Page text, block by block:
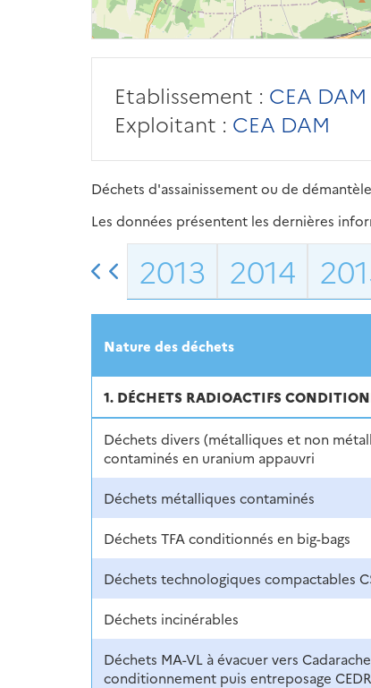
Etablissement : CEA DAM
Exploitant : CEA DAM
Déchets d'assainissement ou de
Les données présentent les dernières
2013 2014
Nature des déchets
1. DÉCHETS RADIOACTIFS
Déchets divers (métalliques et non
contaminés en uranium appauvri
Déchets métalliques contaminés
Déchets TFA conditionnés en big-bags
Déchets technologiques compactables
Déchets incinérables
Déchets MA-VL à évacuer vers
conditionnement puis entreposage